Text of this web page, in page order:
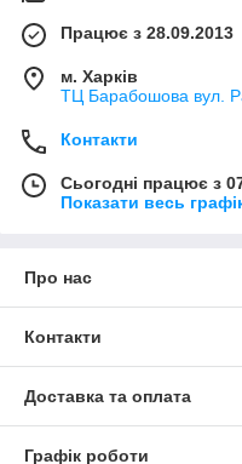
Працює з 28.09.2013
м. Харків
ТЦ Барабошова вул.
Контакти
Сьогодні працює з
Показати весь
Про нас
Контакти
Доставка та оплата
Графік роботи